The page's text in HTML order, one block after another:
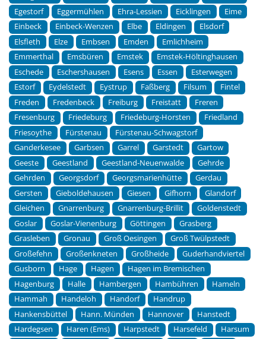
Egestorf
Eggermühlen Ehra-Lessien Eicklingen
Eime
Einbeck
Einbeck-Wenzen Elbe Eldingen
Elsdorf
Elsfleth
Elze Embsen Emden
Emlichheim
Emmerthal
Emsbüren Emstek
Emstek-Höltinghausen
Eschede
Eschershausen Esens Essen
Esterwegen
Estorf
Eydelstedt Eystrup Faßberg Filsum
Fintel
Freden
Fredenbeck Freiburg Freistatt
Freren
Fresenburg
Friedeburg Friedeburg-Horsten
Friedland
Friesoythe
Fürstenau
Fürstenau-Schwagstorf
Ganderkesee
Garbsen Garrel Garstedt
Gartow
Geeste
Geestland Geestland-Neuenwalde
Gehrde
Gehrden
Georgsdorf Georgsmarienhütte
Gerdau
Gersten
Gieboldehausen Giesen Gifhorn
Glandorf
Gleichen
Gnarrenburg Gnarrenburg-Brillit
Goldenstedt
Goslar
Goslar-Vienenburg Göttingen
Grasberg
Grasleben
Gronau Groß Oesingen
Groß Twülpstedt
Großefehn
Großenkneten Großheide
Guderhandviertel
Gusborn
Hage Hagen
Hagen im Bremischen
Hagenburg
Halle Hambergen Hambühren
Hameln
Hammah
Handeloh Handorf
Handrup
Hankensbüttel
Hann. Münden Hannover
Hanstedt
Hardegsen
Haren (Ems) Harpstedt Harsefeld Harsum